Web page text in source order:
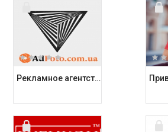
Рекламное агентство AdFoto